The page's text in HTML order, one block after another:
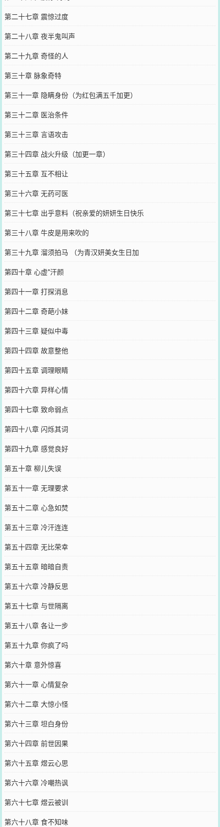
第二十七章 震惊过度
第二十八章 夜半鬼叫声
第二十九章 奇怪的人
第三十章 脉象奇特
第三十一章 隐瞒身份（为红包满五千加更）
第三十二章 医治条件
第三十三章 言语攻击
第三十四章 战火升级（加更一章）
第三十五章 互不相让
第三十六章 无药可医
第三十七章 出乎意料（祝亲爱的妍妍生日快乐
第三十八章 牛皮是用来吹的
第三十九章 溜须拍马 （为青汉妍美女生日加
第四十章 心虚*汗颜
第四十一章 打探消息
第四十二章 奇葩小妹
第四十三章 疑似中毒
第四十四章 故意整他
第四十五章 调理眼睛
第四十六章 异样心情
第四十七章 致命弱点
第四十八章 闪烁其词
第四十九章 感觉良好
第五十章 柳儿失误
第五十一章 无理要求
第五十二章 心急如焚
第五十三章 冷汗连连
第五十四章 无比荣幸
第五十五章 暗暗自责
第五十六章 冷静反思
第五十七章 与世隔离
第五十八章 各让一步
第五十九章 你疯了吗
第六十章 意外惊喜
第六十一章 心情复杂
第六十二章 大惊小怪
第六十三章 坦白身份
第六十四章 前世因果
第六十五章 煜云心思
第六十六章 冷嘲热讽
第六十七章 煜云被训
第六十八章 食不知味